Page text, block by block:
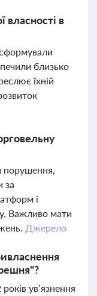
власності в
сформували
близько
їхній
порушення,
за
і
Важливо мати
Джерело
ув’язнення